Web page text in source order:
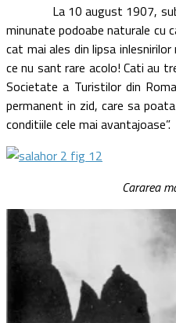
La 10 august 1907, sub
minunate podoabe naturale cu
cat mai ales din lipsa
ce nu sant rare acolo! Cati au
Societate a Turistilor din
permanent in zid, care sa
conditiile cele mai avantajoase”.
Cararea